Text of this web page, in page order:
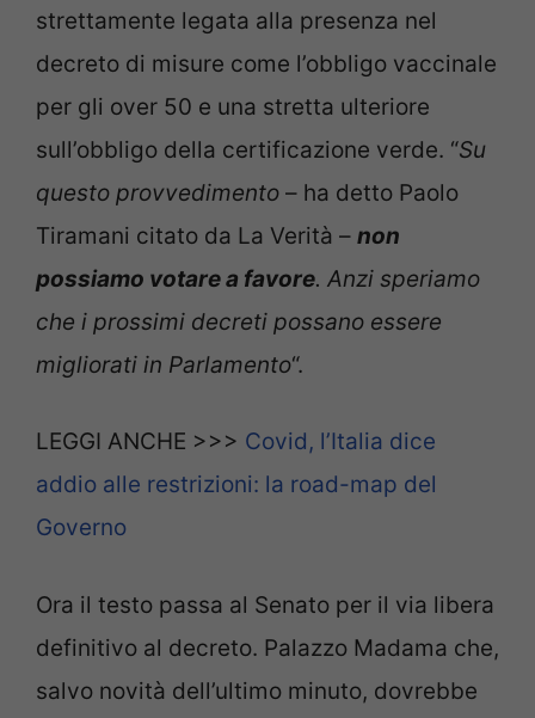
strettamente legata alla presenza nel
decreto di misure come l’obbligo vaccinale
per gli over 50 e una stretta ulteriore
sull’obbligo della certificazione verde. “Su
questo provvedimento – ha detto Paolo
Tiramani citato da La Verità – non
possiamo votare a favore. Anzi speriamo
che i prossimi decreti possano essere
migliorati in Parlamento“.
LEGGI ANCHE >>> Covid, l’Italia dice
addio alle restrizioni: la road-map del
Governo
Ora il testo passa al Senato per il via libera
definitivo al decreto. Palazzo Madama che,
salvo novità dell’ultimo minuto, dovrebbe